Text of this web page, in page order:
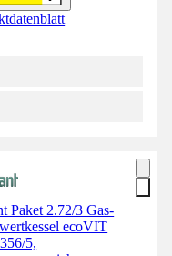
Paket 2.72/3 Gas-
ecoVIT
5,